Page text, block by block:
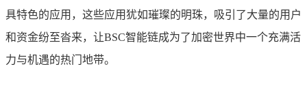
具特色的应用，这些应用犹如璀璨的明珠，吸引了大量的用户
和资金纷至沓来，让BSC智能链成为了加密世界中一个充满活
力与机遇的热门地带。